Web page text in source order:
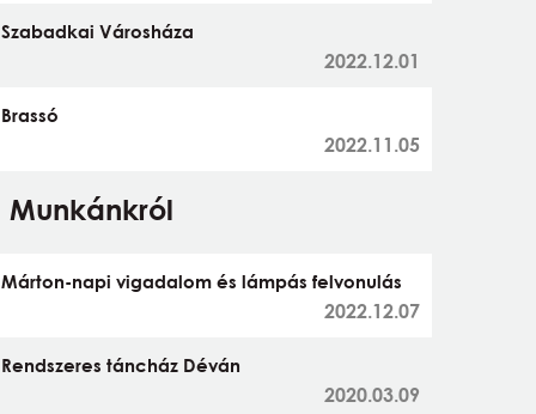
Szabadkai Városháza
2022.12.01
Brassó
2022.11.05
Munkánkról
Márton-napi vigadalom és lámpás felvonulás
2022.12.07
Rendszeres táncház Déván
2020.03.09